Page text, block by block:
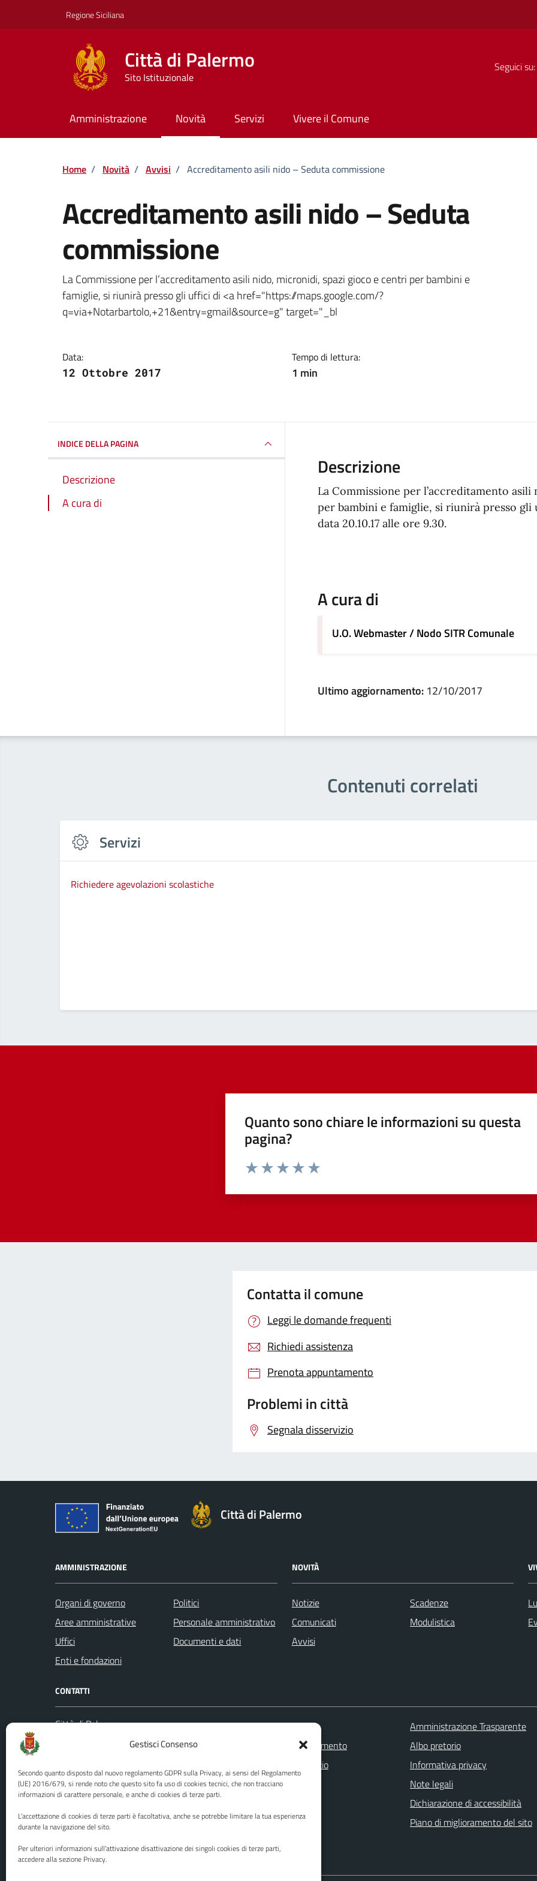
Gestisci Consenso
Secondo quanto disposto dal nuovo regolamento GDPR sulla Privacy, ai sensi del Regolamento
(UE) 2016/679, si rende noto che questo sito fa uso di cookies tecnici, che non tracciano
informazioni di carattere personale, e anche di cookies di terze parti.
L'accettazione di cookies di terze parti è facoltativa, anche se potrebbe limitare la tua esperienza
durante la navigazione del sito.
Per ulteriori informazioni sull'attivazione disattivazione dei singoli cookies di terze parti,
accedere alla sezione Privacy.
Regione Siciliana
Città di Palermo
Sito Istituzionale
Seguici su:
Amministrazione Novità Servizi Vivere il Comune
Home / Novità / Avvisi / Accreditamento asili nido – Seduta commissione
Accreditamento asili nido – Seduta
commissione
Dettagli della notizia
La Commissione per l’accreditamento asili nido, micronidi, spazi gioco e centri per bambini e
famiglie, si riunirà presso gli uffici di <a href="https://maps.google.com/?
q=via+Notarbartolo,+21&entry=gmail&source=g" target="_bl
Data:
12 Ottobre 2017
Tempo di lettura:
1 min
INDICE DELLA PAGINA
Descrizione
A cura di
Descrizione
La Commissione per l’accreditamento
per bambini e famiglie, si riunirà presso gli
data 20.10.17 alle ore 9.30.
A cura di
U.O. Webmaster / Nodo SITR Comunale
Ultimo aggiornamento: 12/10/2017
Contenuti correlati
Servizi
Richiedere agevolazioni scolastiche
Quanto sono chiare le informazioni su questa
pagina?
Contatta il comune
Leggi le domande frequenti
Richiedi assistenza
Prenota appuntamento
Problemi in città
Segnala disservizio
Città di Palermo
AMMINISTRAZIONE
Organi di governo
Aree amministrative
Uffici
Enti e fondazioni
Politici
Personale amministrativo
Documenti e dati
NOVITÀ
Notizie
Comunicati
Avvisi
Scadenze
Modulistica
CONTATTI
Città di Palermo
Codice fiscale / P. IVA:80016350821
U.O. Ufficio Relazioni con il Pubblico
(URP)
Numero verde: 0917401111
PEC:protocollo@cert.comune.palermo.it
Leggi le FAQ
Prenotazione appuntamento
Segnalazione disservizio
Richiesta assistenza
Amministrazione Trasparente
Albo pretorio
Informativa privacy
Note legali
Dichiarazione di accessibilità
Piano di miglioramento del sito